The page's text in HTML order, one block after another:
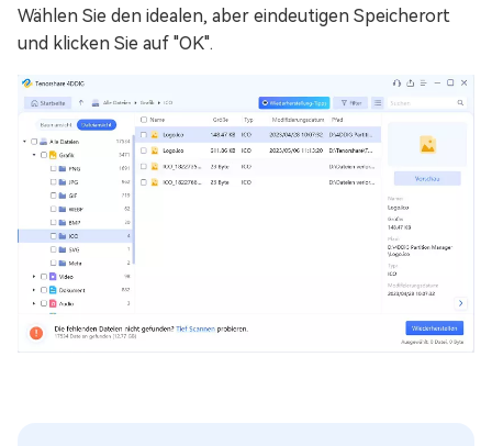
Wählen Sie den idealen, aber eindeutigen Speicherort
und klicken Sie auf "OK".